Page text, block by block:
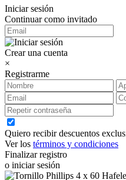
Iniciar sesión
Continuar como invitado
Crear una cuenta
×
Registrarme
Quiero recibir descuentos
Ver los términos y condiciones
Finalizar registro
o iniciar sesión